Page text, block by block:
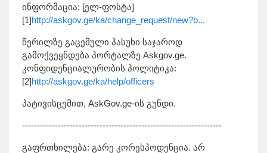
ინფორმაცია: [ელ-ფოსტა]
[1]http://askgov.ge/ka/change_request/new?b...
წერილზე გაცემული პასუხი საჯაროდ
გამოქვეყნდება პორტალზე Askgov.ge.
კონფიდენციალურობის პოლიტიკა:
[2]http://askgov.ge/ka/help/officers
პატივისცემით, AskGov.ge-ის გუნდი.
-------------------------------------------------------------------
გაფრთხილება: გარე კორესპოდენცია. არ